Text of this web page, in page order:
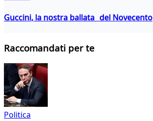
Guccini, la nostra ballata del Novecento
Raccomandati per te
Politica